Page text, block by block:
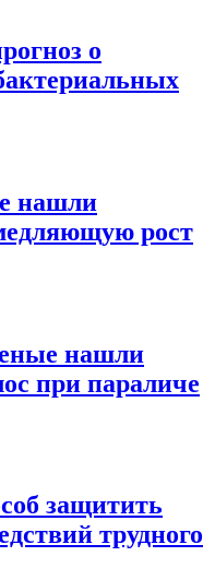
о
нашли
рост
нашли
при параличе
защитить
трудного